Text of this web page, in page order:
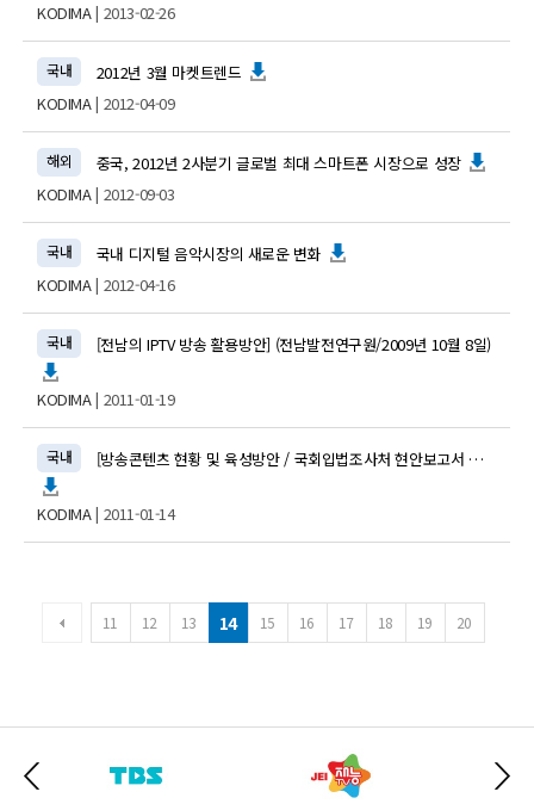
KODIMA| 2013-02-26
국내
2012년 3월 마켓트렌드
KODIMA| 2012-04-09
해외
중국, 2012년 2사분기 글로벌 최대 스마트폰 시장으로 성장
KODIMA| 2012-09-03
국내
국내 디지털 음악시장의 새로운 변화
KODIMA| 2012-04-16
국내 [전남의 IPTV 방송 활용방안] (전남발전연구원/2009년 10월 8일)
KODIMA| 2011-01-19
국내 [방송콘텐츠 현황 및 육성방안 / 국회입법조사처 현안보고서 제70호, 콘텐츠 경쟁력 연구 제4호-20102.…
KODIMA| 2011-01-14
11 12 13 14 15 16 17 18 19 20